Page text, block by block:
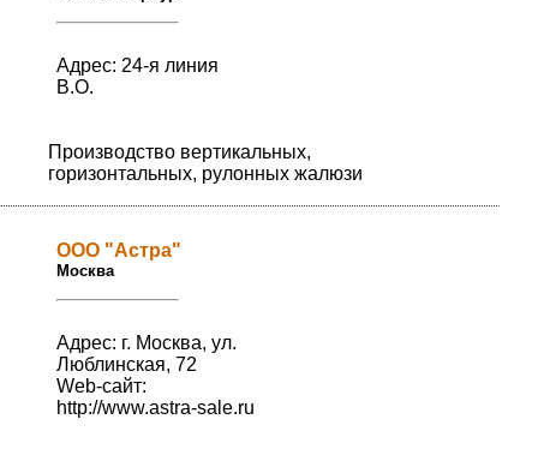
Адрес: 24-я линия
В.О.
Производство вертикальных,
горизонтальных, рулонных жалюзи
ООО "Астра"
Москва
Адрес: г. Москва, ул.
Люблинская, 72
Web-сайт:
http://www.astra-sale.ru